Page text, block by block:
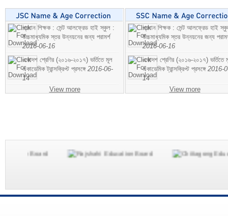
প্রধান শিক্ষক : সেন্ট আলফ্রেড হাই স্কুল :
উচ্চমাধ্যমিক স্তর উন্নয়নের জন্য পরামর্শ
2016-06-16
একাদশ শ্রেণির (২০১৬-২০১৭) ভর্তিতে মূল
একাডেমিক ট্রান্সক্রিপ্ট প্রসঙ্গে 2016-06-
14
View more
প্রধান শিক্ষক : সেন্ট আলফ্রেড হাই
উচ্চমাধ্যমিক স্তর উন্নয়নের জন্য
2016-06-16
একাদশ শ্রেণির (২০১৬-২০১৭) ভর্তিতে
একাডেমিক ট্রান্সক্রিপ্ট প্রসঙ্গে 2016-
14
View more